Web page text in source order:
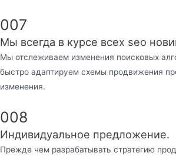
007
Мы всегда в курсе всех seo
Мы отслеживаем изменения поисковых
быстро адаптируем схемы продвижения
изменения.
008
Индивидуальное предложение.
Прежде чем разрабатывать стратегию